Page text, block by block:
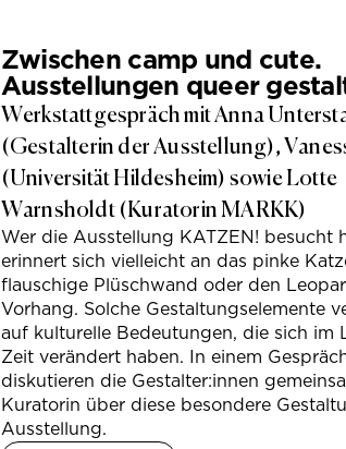
Zwischen camp und cute.
Ausstellungen queer
Werkstattgespräch mit Anna
(Gestalterin der Ausstellung),
(Universität Hildesheim) sowie Lotte
Warnsholdt (Kuratorin MARKK)
Wer die Ausstellung KATZEN! besucht
erinnert sich vielleicht an das pinke
flauschige Plüschwand oder den
Vorhang. Solche Gestaltungselemente
auf kulturelle Bedeutungen, die sich im
Zeit verändert haben. In einem
diskutieren die Gestalter:innen
Kuratorin über diese besondere
Ausstellung.